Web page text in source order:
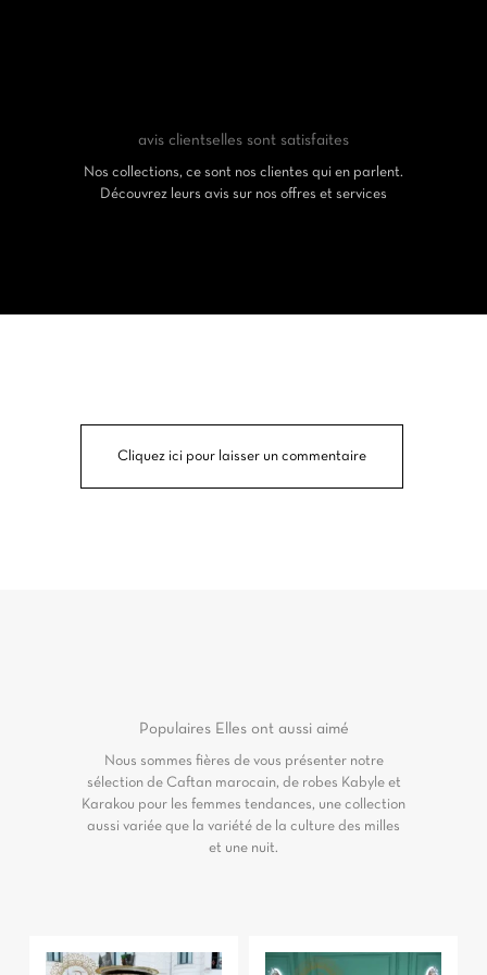
avis clientselles sont satisfaites
Nos collections, ce sont nos clientes qui en parlent.
Découvrez leurs avis sur nos offres et services
Cliquez ici pour laisser un commentaire
Populaires Elles ont aussi aimé
Nous sommes fières de vous présenter notre
sélection de Caftan marocain, de robes Kabyle et
Karakou pour les femmes tendances, une collection
aussi variée que la variété de la culture des milles
et une nuit.